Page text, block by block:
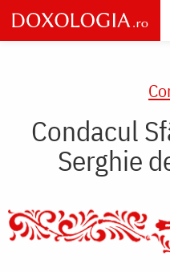
Skip
to
main
Condacul
Serghie